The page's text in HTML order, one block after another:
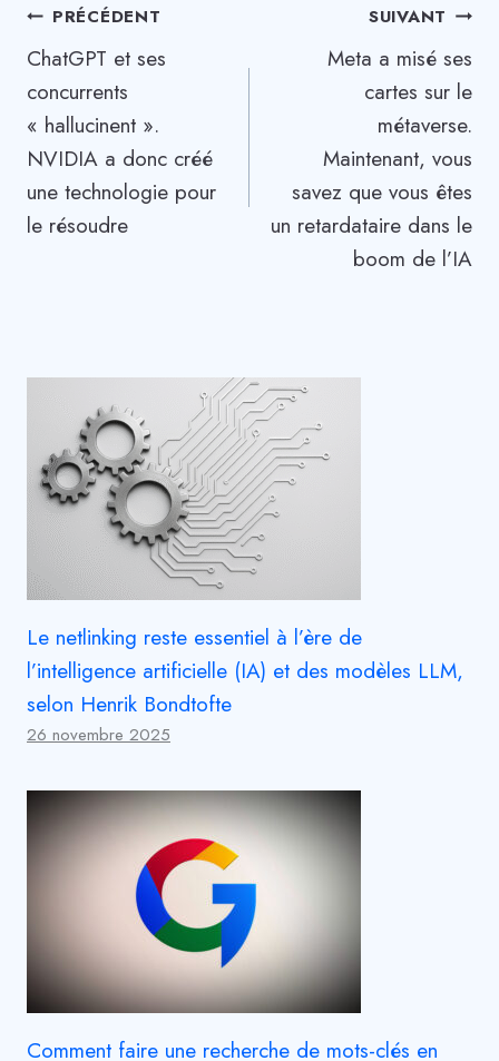
Navigation
de
l’article
PRÉCÉDENT
ChatGPT et ses
concurrents
« hallucinent ».
NVIDIA a donc créé
une technologie pour
le résoudre
SUIVANT
Meta a misé ses
cartes sur le
métaverse.
Maintenant, vous
savez que vous êtes
un retardataire dans le
boom de l’IA
Le netlinking reste essentiel à l’ère de
l’intelligence artificielle (IA) et des modèles LLM,
selon Henrik Bondtofte
26 novembre 2025
Comment faire une recherche de mots-clés en